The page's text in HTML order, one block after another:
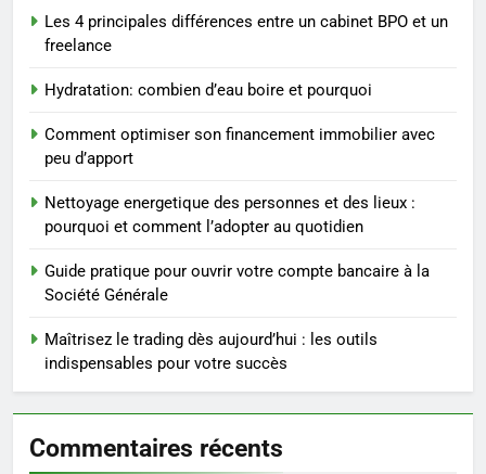
4
pour perdre du poids
rapidement et durable
BIEN ÊTRE
Infection chronique de l’oreille :
saignements
SANTÉ
6
Les secrets révélés pour une
peau éclatante grâce à The
Ordinary
SANTÉ
Les 4 principales différences entre un cabinet BPO et un
freelance
Hydratation: combien d’eau boire et pourquoi
Comment optimiser son financement immobilier avec
peu d’apport
Nettoyage energetique des personnes et des lieux :
pourquoi et comment l’adopter au quotidien
Guide pratique pour ouvrir votre compte bancaire à la
Société Générale
Maîtrisez le trading dès aujourd’hui : les outils
indispensables pour votre succès
Commentaires récents